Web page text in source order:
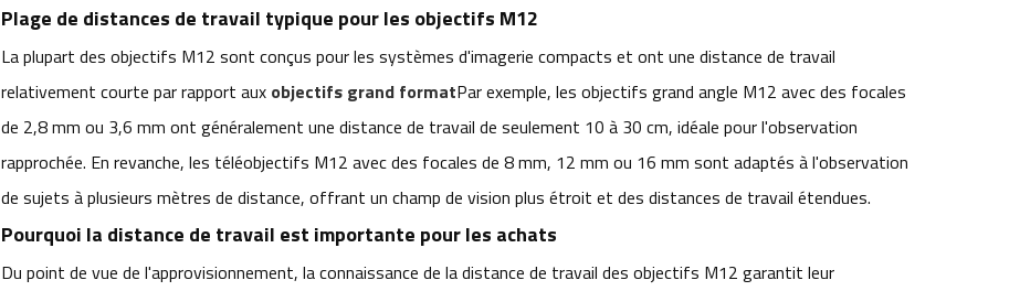
Plage de distances de travail typique pour les objectifs M12
La plupart des objectifs M12 sont conçus pour les systèmes d'imagerie compacts et ont une distance de travail
relativement courte par rapport aux objectifs grand formatPar exemple, les objectifs grand angle M12 avec des focales
de 2,8 mm ou 3,6 mm ont généralement une distance de travail de seulement 10 à 30 cm, idéale pour l'observation
rapprochée. En revanche, les téléobjectifs M12 avec des focales de 8 mm, 12 mm ou 16 mm sont adaptés à l'observation
de sujets à plusieurs mètres de distance, offrant un champ de vision plus étroit et des distances de travail étendues.
Pourquoi la distance de travail est importante pour les achats
Du point de vue de l'approvisionnement, la connaissance de la distance de travail des objectifs M12 garantit leur